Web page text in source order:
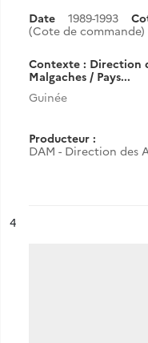
Date 1989-1993
(Cote de commande)
Contexte : Direction
Malgaches / Pays...
Guinée
Producteur :
DAM - Direction des
n°
4